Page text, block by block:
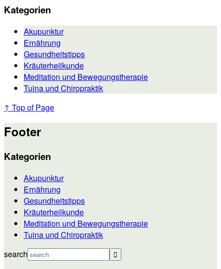
Kategorien
Akupunktur
Ernährung
Gesundheitstipps
Kräuterheilkunde
Meditation und Bewegungstherapie
Tuina und Chiropraktik
↑ Top of Page
Footer
Kategorien
Akupunktur
Ernährung
Gesundheitstipps
Kräuterheilkunde
Meditation und Bewegungstherapie
Tuina und Chiropraktik
search